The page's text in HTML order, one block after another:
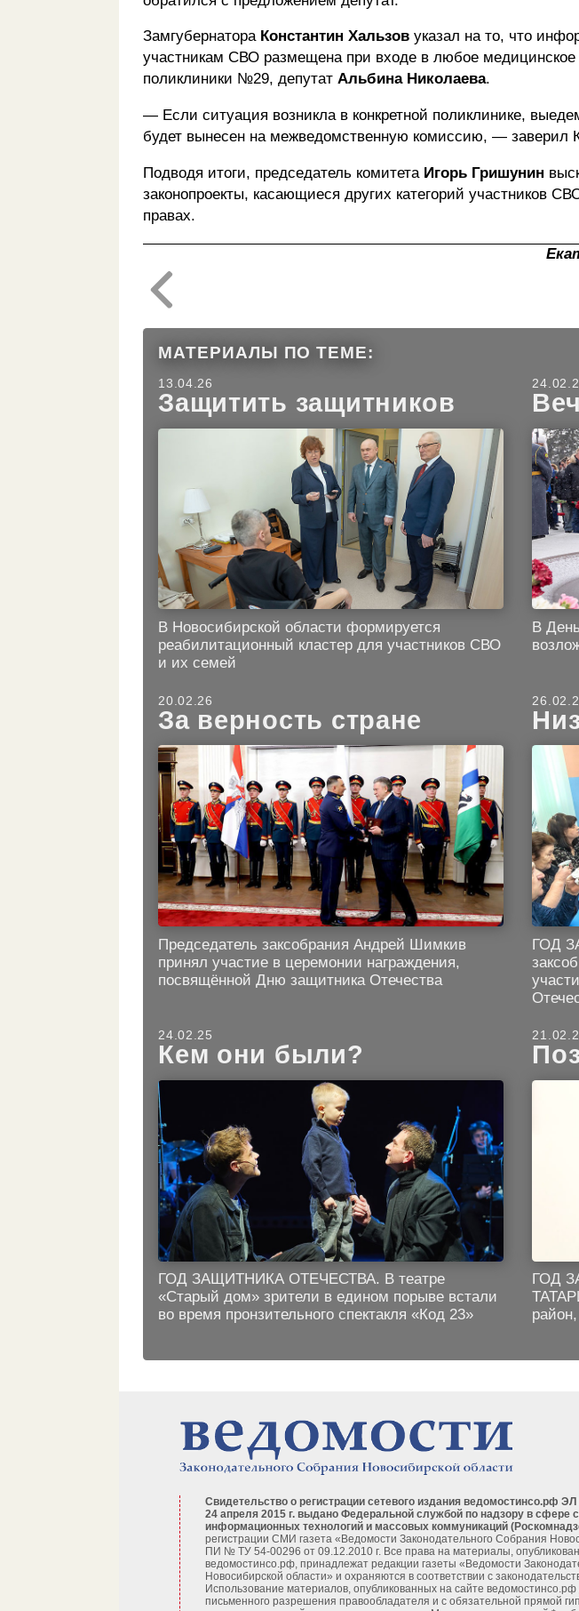
Замгубернатора Константин Хальзов указал на то, что
участникам СВО размещена при входе в любое
поликлиники №29, депутатАльбина Николаева.
— Если ситуация возникла в конкретной поликлинике,
будет вынесен на межведомственную комиссию, — заверил
Подводя итоги, председатель комитета Игорь Гришунин
законопроекты, касающиеся других категорий участников
правах.
МАТЕРИАЛЫ ПО ТЕМЕ:
13.04.26
Защитить защитников
В Новосибирской области формируется
реабилитационный кластер для участников СВО
и их семей
В
20.02.26
За верность стране
Председатель заксобрания Андрей Шимкив
принял участие в церемонии награждения,
посвящённой Дню защитника Отечества
ГОД
24.02.25
Кем они были?
ГОД ЗАЩИТНИКА ОТЕЧЕСТВА. В театре
«Старый дом» зрители в едином порыве встали
во время пронзительного спектакля «Код 23»
ГОД
Свидетельство о регистрации сетевого издания ведомостинсо.рф
24 апреля 2015 г. выдано Федеральной службой по надзору в сфере
информационных технологий и массовых коммуникаций
регистрации СМИ газета «Ведомости Законодательного Собрания
ПИ № ТУ 54-00296 от 09.12.2010 г. Все права на материалы,
ведомостинсо.рф, принадлежат редакции газеты «Ведомости
Новосибирской области» и охраняются в соответствии с
Использование материалов, опубликованных на сайте ведомостинсо.рф
письменного разрешения правообладателя и с обязательной прямой